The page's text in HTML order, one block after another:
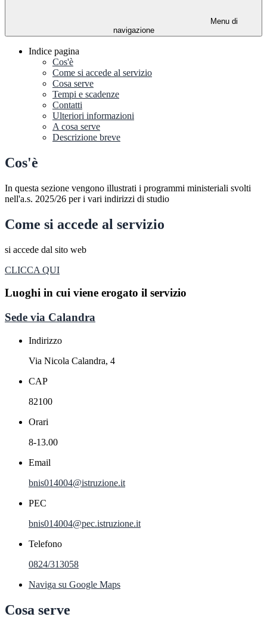
Menu di
navigazione
Indice pagina
Cos'è
Come si accede al servizio
Cosa serve
Tempi e scadenze
Contatti
Ulteriori informazioni
A cosa serve
Descrizione breve
Cos'è
In questa sezione vengono illustrati i programmi ministeriali svolti
nell'a.s. 2025/26 per i vari indirizzi di studio
Come si accede al servizio
si accede dal sito web
CLICCA QUI
Luoghi in cui viene erogato il servizio
Sede via Calandra
Indirizzo
Via Nicola Calandra, 4
CAP
82100
Orari
8-13.00
Email
bnis014004@istruzione.it
PEC
bnis014004@pec.istruzione.it
Telefono
0824/313058
Naviga su Google Maps
Cosa serve